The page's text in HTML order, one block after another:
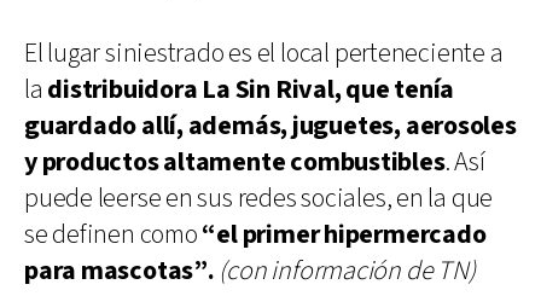
El lugar siniestrado es el local perteneciente a
la distribuidora La Sin Rival, que tenía
guardado allí, además, juguetes, aerosoles
y productos altamente combustibles. Así
puede leerse en sus redes sociales, en la que
se definen como“el primer hipermercado
para mascotas”. (con información de TN)